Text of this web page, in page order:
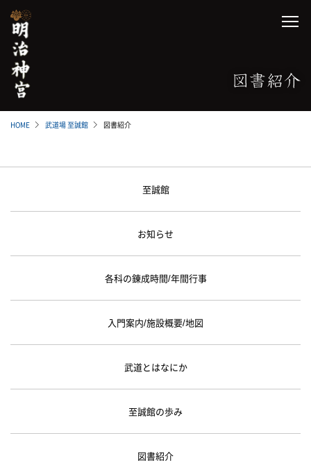
HOME 武道場 至誠館 図書紹介
至誠館
お知らせ
各科の錬成時間/年間行事
入門案内/施設概要/地図
武道とはなにか
至誠館の歩み
図書紹介